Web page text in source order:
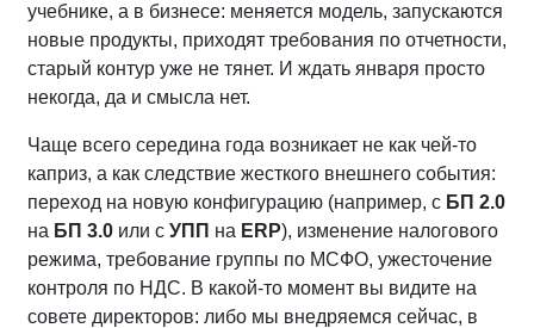
учебнике, а в бизнесе: меняется модель, запускаются
новые продукты, приходят требования по отчетности,
старый контур уже не тянет. И ждать января просто
некогда, да и смысла нет.
Чаще всего середина года возникает не как чей-то
каприз, а как следствие жесткого внешнего события:
переход на новую конфигурацию (например, с БП 2.0
на БП 3.0 или с УПП на ERP), изменение налогового
режима, требование группы по МСФО, ужесточение
контроля по НДС. В какой‑то момент вы видите на
совете директоров: либо мы внедряемся сейчас, в